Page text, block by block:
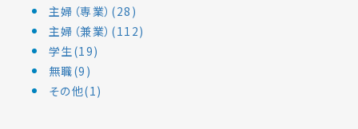
主婦（専業）(28)
主婦（兼業）(112)
学生(19)
無職(9)
その他(1)